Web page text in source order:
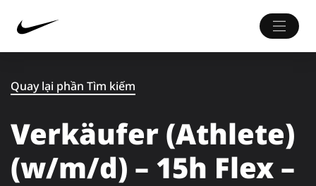
Quay lại phần Tìm kiếm
Verkäufer (Athlete)
(w/m/d) – 15h Flex –